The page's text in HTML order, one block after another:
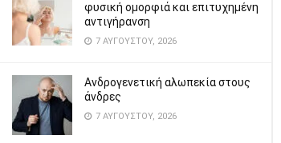
φυσική ομορφιά και επιτυχημένη
αντιγήρανση
7 ΑΥΓΟΎΣΤΟΥ, 2026
Ανδρογενετική αλωπεκία στους
άνδρες
7 ΑΥΓΟΎΣΤΟΥ, 2026